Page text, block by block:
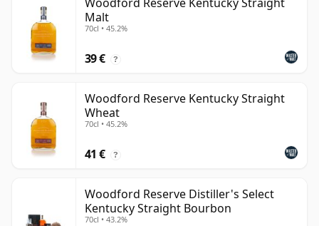
Malt
70cl • 45.2%
39 € ?
Woodford Reserve Kentucky Straight
Wheat
70cl • 45.2%
41 € ?
Woodford Reserve Distiller's Select
Kentucky Straight Bourbon
70cl • 43.2%